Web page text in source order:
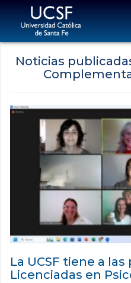
Noticias
La UCSF tiene a
Licenciadas en